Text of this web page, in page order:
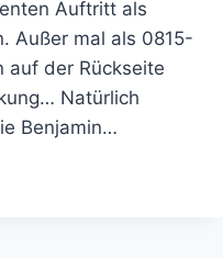
Auftritt als
Außer mal als 0815-
auf der Rückseite
Natürlich
Benjamin…